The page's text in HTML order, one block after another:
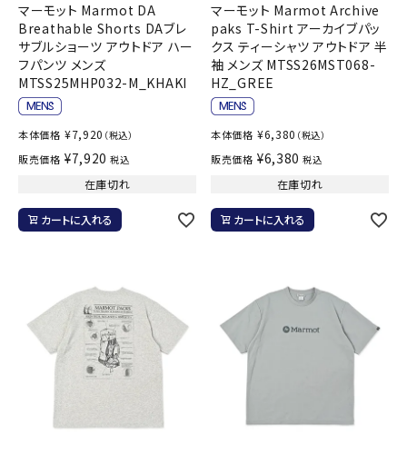
マーモット Marmot DA
Breathable Shorts DAブレ
サブルショーツ アウトドア ハー
フパンツ メンズ
MTSS25MHP032-M_KHAKI
本体価格 ¥7,920 （税込）
販売価格 ¥7,920 税込
在庫切れ
カートに入れる
マーモット Marmot Archive
paks T-Shirt アーカイブパッ
クス ティーシャツ アウトドア 半
袖 メンズ MTSS26MST068-
HZ_GREE
本体価格 ¥6,380 （税込）
販売価格 ¥6,380 税込
在庫切れ
カートに入れる